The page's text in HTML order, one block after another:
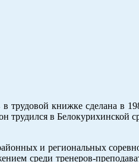
трудовой книжке сделана в
трудился в Белокурихинской
и региональных
среди тренеров-